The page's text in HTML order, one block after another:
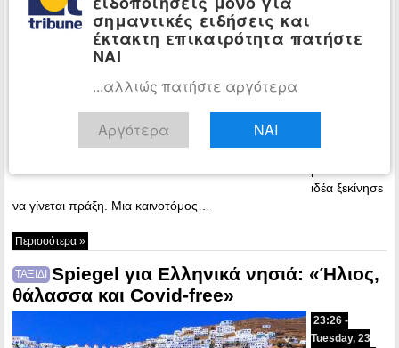
June, 2021
νησί του
Αστυπάλαια,
ιδέα ξεκίνησε
να γίνεται πράξη. Μια καινοτόμος…
Περισσότερα »
ΤΑΞΙΔΙ Spiegel για Ελληνικά νησιά: «Ήλιος,
θάλασσα και Covid-free»
23:26 -
Tuesday, 23
σημαντικές ειδήσεις και
έκτακτη επικαιρότητα πατήστε
ΝΑΙ
...αλλιώς πατήστε αργότερα
Αργότερα ΝΑΙ